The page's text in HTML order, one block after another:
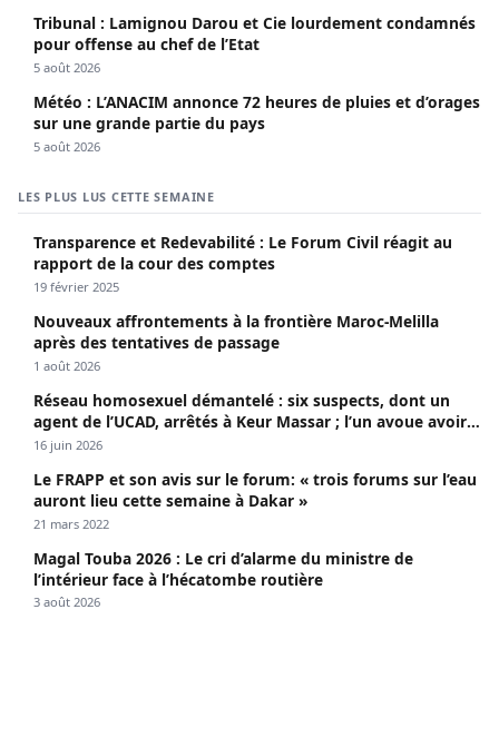
Tribunal : Lamignou Darou et Cie lourdement condamnés
pour offense au chef de l’Etat
5 août 2026
Météo : L’ANACIM annonce 72 heures de pluies et d’orages
sur une grande partie du pays
5 août 2026
LES PLUS LUS CETTE SEMAINE
Transparence et Redevabilité : Le Forum Civil réagit au
rapport de la cour des comptes
19 février 2025
Nouveaux affrontements à la frontière Maroc-Melilla
après des tentatives de passage
1 août 2026
Réseau homosexuel démantelé : six suspects, dont un
agent de l’UCAD, arrêtés à Keur Massar ; l’un avoue avoir
propagé le VIH depuis 2018
16 juin 2026
Le FRAPP et son avis sur le forum: « trois forums sur l’eau
auront lieu cette semaine à Dakar »
21 mars 2022
Magal Touba 2026 : Le cri d’alarme du ministre de
l’intérieur face à l’hécatombe routière
3 août 2026